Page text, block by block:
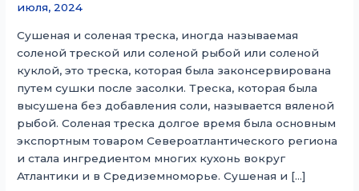
июля, 2024
Сушеная и соленая треска, иногда называемая
соленой треской или соленой рыбой или соленой
куклой, это треска, которая была законсервирована
путем сушки после засолки. Треска, которая была
высушена без добавления соли, называется вяленой
рыбой. Соленая треска долгое время была основным
экспортным товаром Североатлантического региона
и стала ингредиентом многих кухонь вокруг
Атлантики и в Средиземноморье. Сушеная и […]